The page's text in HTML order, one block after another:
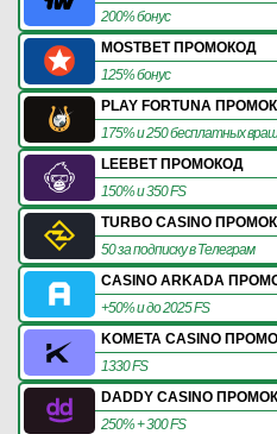
200% бонус
MOSTBET ПРОМОКОД
125% бонус
PLAY FORTUNA
175% и 250 бесплатных
LEEBET ПРОМОКОД
150% и 350 FS
TURBO CASINO
50 за подписку в Телеграм
CASINO ARKADA
+50% и до 2025 FS
KOMETA CASINO
1330 FS
DADDY CASINO
250% + 300 FS